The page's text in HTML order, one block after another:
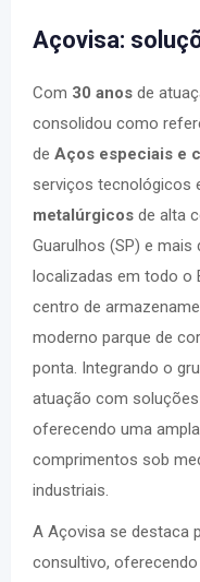
Açovisa:
Com 30 anos de
consolidou como
de Aços especiais e
serviços tecnológicos
metalúrgicos de alta
Guarulhos (SP) e mais
localizadas em todo o
centro de
moderno parque de
ponta. Integrando o
atuação com
oferecendo uma
comprimentos sob
industriais.
A Açovisa se destaca
consultivo,